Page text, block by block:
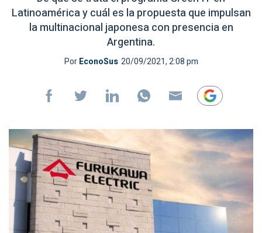
Latinoamérica y cuál es la propuesta que impulsan
la multinacional japonesa con presencia en
Argentina.
PorEconoSus 20/09/2021, 2:08 pm